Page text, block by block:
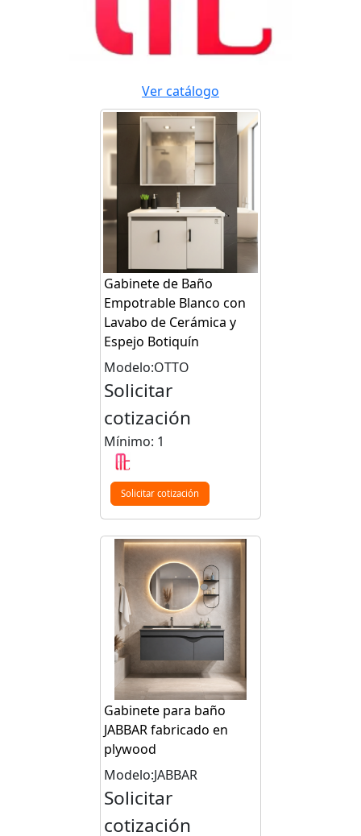
Ver catálogo
Gabinete de Baño
Empotrable Blanco con
Lavabo de Cerámica y
Espejo Botiquín
Modelo:OTTO
Solicitar
cotización
Mínimo: 1
Solicitar cotización
Gabinete para baño
JABBAR fabricado en
plywood
Modelo:JABBAR
Solicitar
cotización